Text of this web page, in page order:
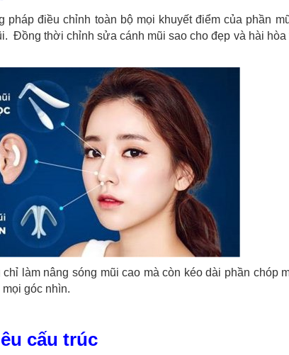
điều chỉnh toàn bộ mọi khuyết điểm của phần
Đồng thời chỉnh sửa cánh mũi sao cho đẹp và hài hòa
làm nâng sóng mũi cao mà còn kéo dài phần chóp
góc nhìn.
cấu trúc